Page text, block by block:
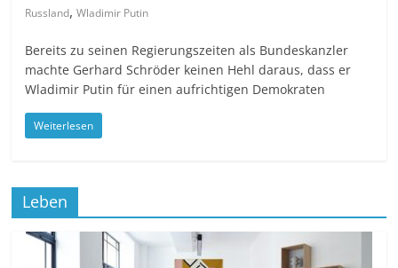
Russland,Wladimir Putin
Bereits zu seinen Regierungszeiten als Bundeskanzler
machte Gerhard Schröder keinen Hehl daraus, dass er
Wladimir Putin für einen aufrichtigen Demokraten
Weiterlesen
Leben